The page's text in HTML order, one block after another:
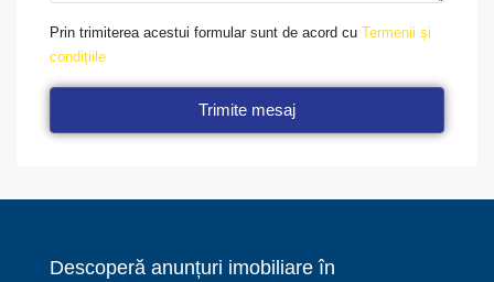
Prin trimiterea acestui formular sunt de acord cu Termenii și
condițiile
Trimite mesaj
Descoperă anunțuri imobiliare în